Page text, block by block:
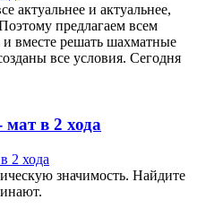
актуальнее и актуальнее,
предлагаем всем
вместе решать шахматные
все условия. Сегодня
мат в 2 хода
значимость. Найдите